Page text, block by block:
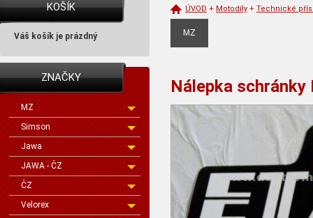
KOŠÍK
Váš košík je prázdný
ZNAČKY
MZ
Simson
Jawa
JAWA - ČZ
ČZ
Velorex
ÚVOD + Motodíly + Technické
MZ
Nálepka